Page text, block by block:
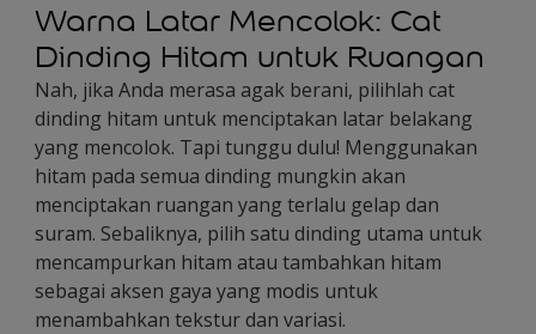
Warna Latar Mencolok: Cat
Dinding Hitam untuk Ruangan
Nah, jika Anda merasa agak berani, pilihlah cat
dinding hitam untuk menciptakan latar belakang
yang mencolok. Tapi tunggu dulu! Menggunakan
hitam pada semua dinding mungkin akan
menciptakan ruangan yang terlalu gelap dan
suram. Sebaliknya, pilih satu dinding utama untuk
mencampurkan hitam atau tambahkan hitam
sebagai aksen gaya yang modis untuk
menambahkan tekstur dan variasi.